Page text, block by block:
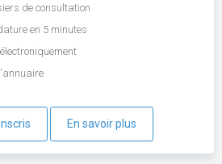
de consultation
en 5 minutes
En savoir plus